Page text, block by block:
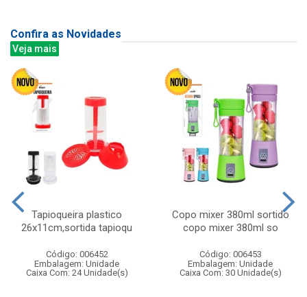
Confira as Novidades
Veja mais
Tapioqueira plastico
26x11cm,sortida tapioqu
Código: 006452
Embalagem: Unidade
Caixa Com: 24 Unidade(s)
Copo mixer 380ml sortido
copo mixer 380ml so
Código: 006453
Embalagem: Unidade
Caixa Com: 30 Unidade(s)